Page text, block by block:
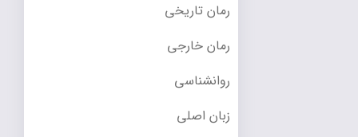
رمان تاریخی
رمان خارجی
روانشناسی
زبان اصلی